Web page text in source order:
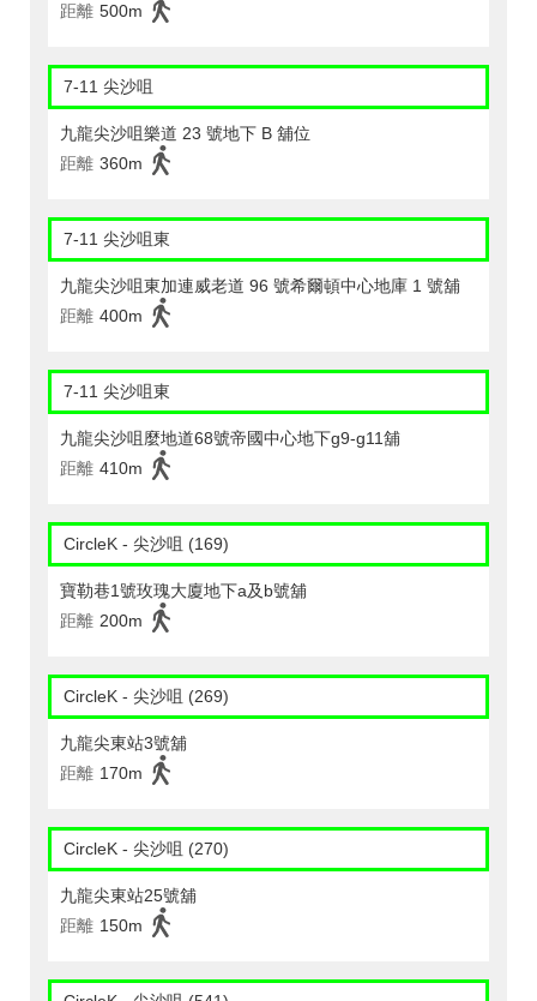
距離 500m
7-11 尖沙咀
九龍尖沙咀樂道 23 號地下 B 舖位
距離 360m
7-11 尖沙咀東
九龍尖沙咀東加連威老道 96 號希爾頓中心地庫 1 號舖
距離 400m
7-11 尖沙咀東
九龍尖沙咀麼地道68號帝國中心地下g9-g11舖
距離 410m
CircleK - 尖沙咀 (169)
寶勒巷1號玫瑰大廈地下a及b號舖
距離 200m
CircleK - 尖沙咀 (269)
九龍尖東站3號舖
距離 170m
CircleK - 尖沙咀 (270)
九龍尖東站25號舖
距離 150m